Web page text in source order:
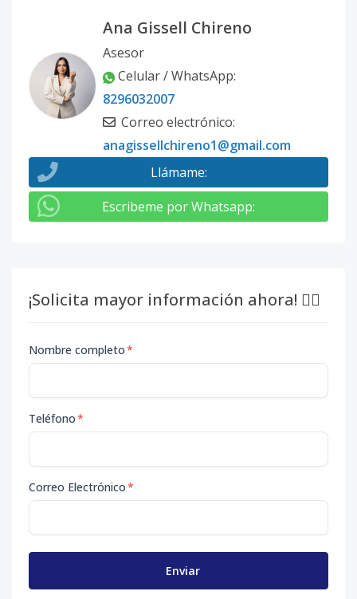
Ana Gissell Chireno
Asesor
Celular / WhatsApp:
8296032007
Correo electrónico:
anagissellchireno1@gmail.com
Llámame:
Escribeme por Whatsapp:
¡Solicita mayor información ahora! 👇🏽
Nombre completo*
Teléfono*
Correo Electrónico*
Enviar